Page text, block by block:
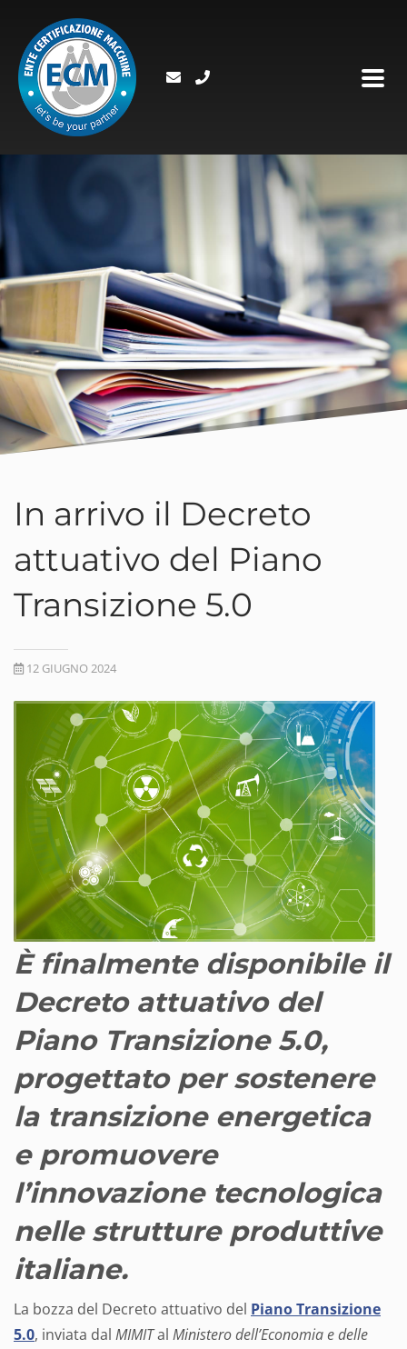
In arrivo il Decreto
attuativo del Piano
Transizione 5.0
12 GIUGNO 2024
È finalmente disponibile il
Decreto attuativo del
Piano Transizione 5.0,
progettato per sostenere
la transizione energetica
e promuovere
l’innovazione tecnologica
nelle strutture produttive
italiane.
La bozza del Decreto attuativo del Piano Transizione
5.0, inviata dal MIMITal Ministero dell’Economia e delle